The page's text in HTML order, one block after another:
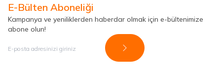
E-Bülten Aboneliği
Kampanya ve yeniliklerden haberdar olmak için e-bültenimize
abone olun!
Kayıt Ol